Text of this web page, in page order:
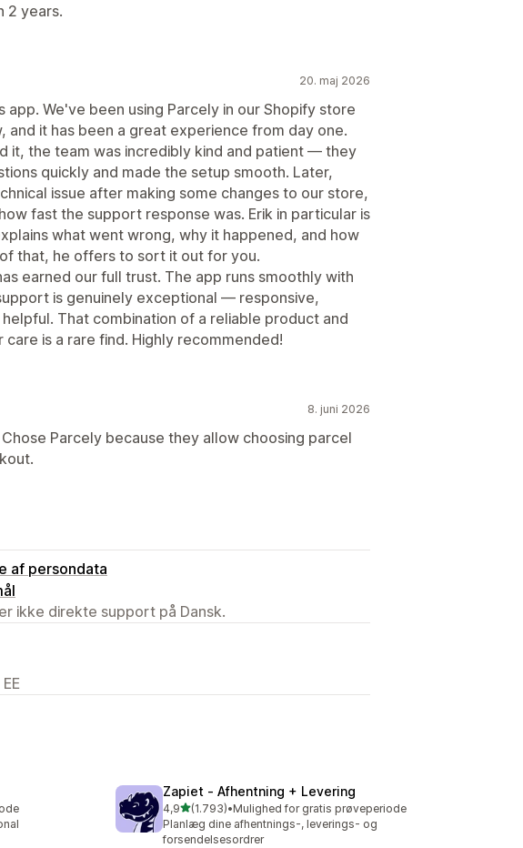
2 years.
20. maj 2026
app. We've been using Parcely in our Shopify store
and it has been a great experience from day one.
it, the team was incredibly kind and patient — they
quickly and made the setup smooth. Later,
issue after making some changes to our store,
fast the support response was. Erik in particular is
what went wrong, why it happened, and how
that, he offers to sort it out for you.
earned our full trust. The app runs smoothly with
is genuinely exceptional — responsive,
That combination of a reliable product and
is a rare find. Highly recommended!
8. juni 2026
Parcely because they allow choosing parcel
af persondata
ikke direkte support på Dansk.
Zapiet ‑ Afhentning + Levering
4,9ud af 5 stjerner
(1.793)
1793 anmeldelser i alt
•Mulighed for gratis prøveperiode
Planlæg dine afhentnings-, leverings- og
forsendelsesordrer